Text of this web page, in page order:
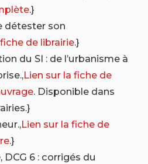
.}
détester son
de librairie.}
du SI : de l’urbanisme à
Lien sur la fiche de
. Disponible dans
Lien sur la fiche de
.}
DCG 6 : corrigés du